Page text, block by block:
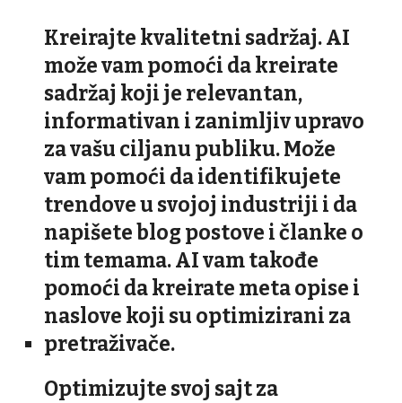
Kreirajte kvalitetni sadržaj. AI
može vam pomoći da kreirate
sadržaj koji je relevantan,
informativan i zanimljiv upravo
za vašu ciljanu publiku. Može
vam pomoći da identifikujete
trendove u svojoj industriji i da
napišete blog postove i članke o
tim temama. AI vam takođe
pomoći da kreirate meta opise i
naslove koji su optimizirani za
pretraživače.
Optimizujte svoj sajt za